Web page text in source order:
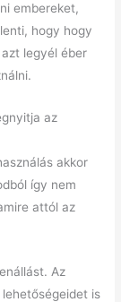
embereket,
hogy hogy
legyél éber
az
akkor
így nem
attól az
Az
is